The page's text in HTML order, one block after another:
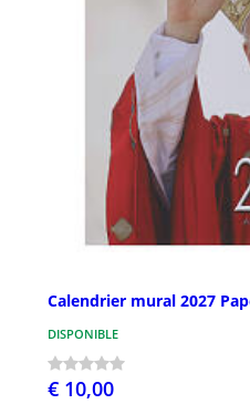
Calendrier mural 2027
DISPONIBLE
€ 10,00